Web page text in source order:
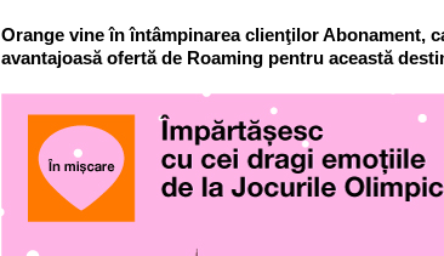
Orange vine în întâmpinarea clienţilor Abonament,
avantajoasă ofertă de Roaming pentru această